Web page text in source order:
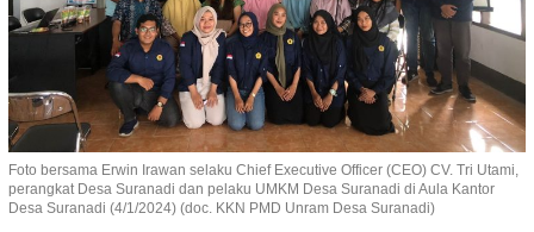
Foto bersama Erwin Irawan selaku Chief Executive Officer (CEO) CV. Tri Utami,
perangkat Desa Suranadi dan pelaku UMKM Desa Suranadi di Aula Kantor
Desa Suranadi (4/1/2024) (doc. KKN PMD Unram Desa Suranadi)